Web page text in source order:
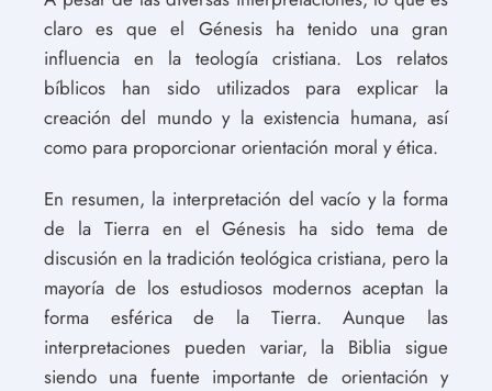
claro es que el Génesis ha tenido una gran
influencia en la teología cristiana. Los relatos
bíblicos han sido utilizados para explicar la
creación del mundo y la existencia humana, así
como para proporcionar orientación moral y ética.
En resumen, la interpretación del vacío y la forma
de la Tierra en el Génesis ha sido tema de
discusión en la tradición teológica cristiana, pero la
mayoría de los estudiosos modernos aceptan la
forma esférica de la Tierra. Aunque las
interpretaciones pueden variar, la Biblia sigue
siendo una fuente importante de orientación y